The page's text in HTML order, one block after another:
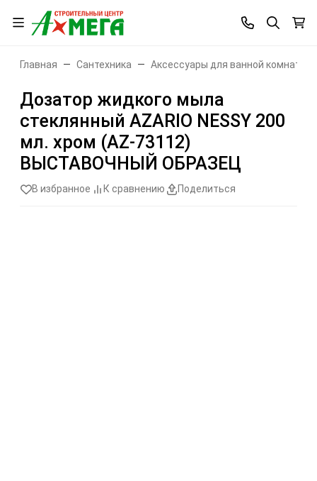
Главная Сантехника Аксессуары для ванной комнаты
Дозатор жидкого мыла
стеклянный AZARIO NESSY 200
мл. хром (AZ-73112)
ВЫСТАВОЧНЫЙ ОБРАЗЕЦ
В избранное К сравнению Поделиться